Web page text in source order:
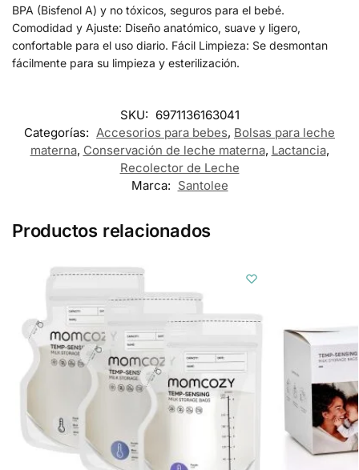
BPA (Bisfenol A) y no tóxicos, seguros para el bebé.
Comodidad y Ajuste: Diseño anatómico, suave y ligero,
confortable para el uso diario. Fácil Limpieza: Se desmontan
fácilmente para su limpieza y esterilización.
SKU: 6971136163041
Categorías: Accesorios para bebes, Bolsas para leche
materna, Conservación de leche materna, Lactancia,
Recolector de Leche
Marca: Santolee
Productos relacionados